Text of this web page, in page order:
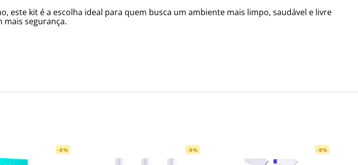
kit é a escolha ideal para quem busca um ambiente mais limpo, saudável e livre
mais segurança.
-8% -8% -8%